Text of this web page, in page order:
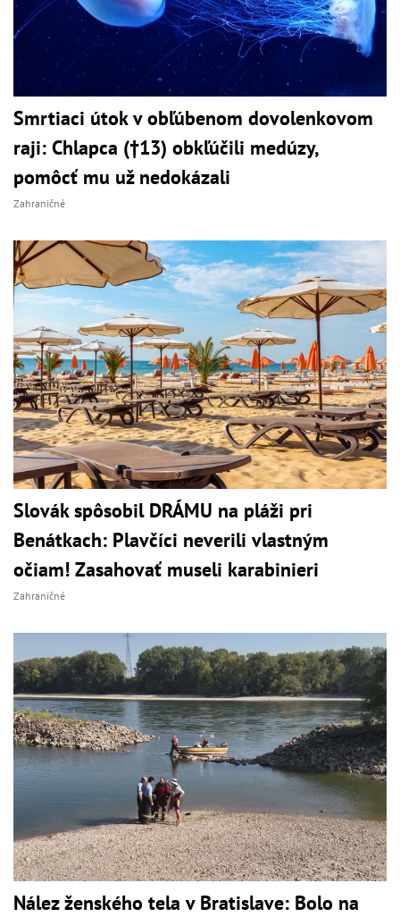
Smrtiaci útok v obľúbenom dovolenkovom
raji: Chlapca (†13) obkľúčili medúzy,
pomôcť mu už nedokázali
Zahraničné
Slovák spôsobil DRÁMU na pláži pri
Benátkach: Plavčíci neverili vlastným
očiam! Zasahovať museli karabinieri
Zahraničné
Nález ženského tela v Bratislave: Bolo na